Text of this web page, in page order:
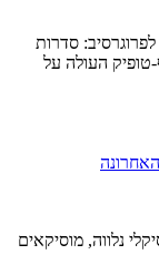
סדרות
טופיק העולה על
נלווה, מוסיקאים